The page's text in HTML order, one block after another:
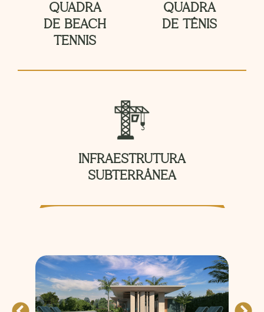
QUADRA
DE BEACH
TENNIS
QUADRA
DE TÊNIS
INFRAESTRUTURA
SUBTERRÂNEA